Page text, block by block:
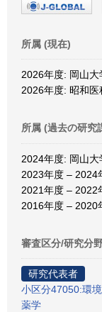
所属 (現在)
2026年度: 岡山
2026年度: 昭和
所属 (過去の研究
2024年度: 岡山
2023年度 – 2024
2021年度 – 2022
2016年度 – 2020
審査区分/研究分
研究代表者
小区分47050:環
薬学